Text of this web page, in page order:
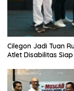
Cilegon Jadi Tuan
Atlet Disabilitas